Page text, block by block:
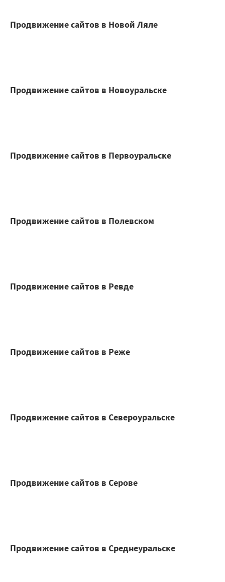
Продвижение сайтов в Новой Ляле
Продвижение сайтов в Новоуральске
Продвижение сайтов в Первоуральске
Продвижение сайтов в Полевском
Продвижение сайтов в Ревде
Продвижение сайтов в Реже
Продвижение сайтов в Североуральске
Продвижение сайтов в Серове
Продвижение сайтов в Среднеуральске